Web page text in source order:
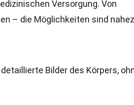
Versorgung. Von
– die Möglichkeiten sind
Bilder des Körpers,